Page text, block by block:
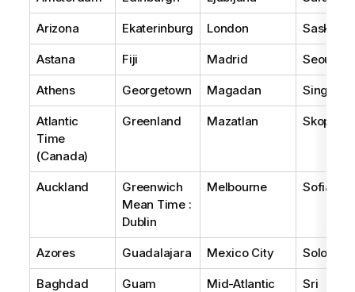
Arizona Ekaterinburg London
Astana Fiji Madrid Seoul
Athens Georgetown Magadan
Atlantic
Time
(Canada)
Greenland Mazatlan Skopje
Auckland
Greenwich
Mean Time :
Dublin
Melbourne Sofia
Azores Guadalajara Mexico City Solomon
Baghdad Guam Mid-Atlantic
Sri